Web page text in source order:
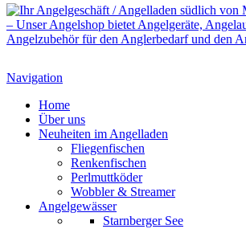
Navigation
Home
Über uns
Neuheiten im Angelladen
Fliegenfischen
Renkenfischen
Perlmuttköder
Wobbler & Streamer
Angelgewässer
Starnberger See